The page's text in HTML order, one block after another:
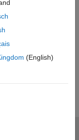
(English)